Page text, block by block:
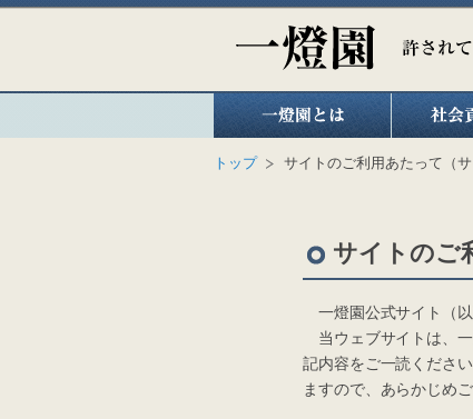
トップ サイトのご利用あたって（サ
サイトのご
一燈園公式サイト（以
当ウェブサイトは、
記内容をご一読くださ
ますので、あらかじめ